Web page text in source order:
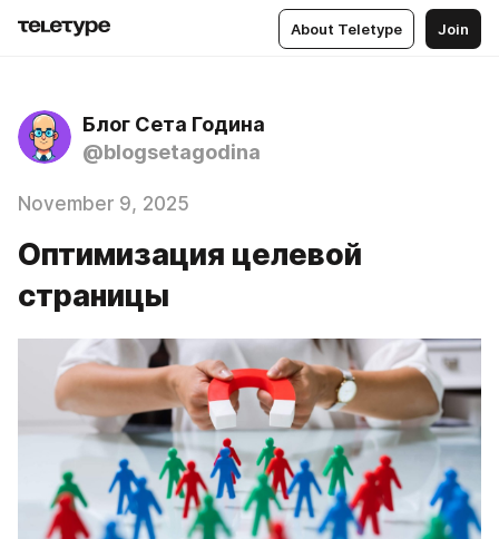
About Teletype Join
Блог Сета Година
@blogsetagodina
November 9, 2025
Оптимизация целевой
страницы